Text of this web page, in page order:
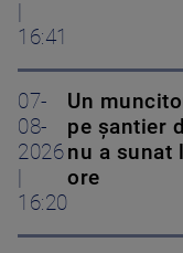
16:41
07-
08-
2026
16:20
Un
pe șantier
nu a sunat
ore